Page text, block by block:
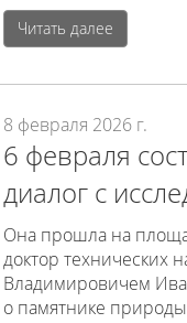
Читать далее
8 февраля 2026 г.
6 февраля
диалог с
Она прошла на
доктор технических
Владимировичем
о памятнике